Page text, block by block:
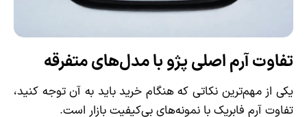
تفاوت آرم اصلی پژو با مدل‌های متفرقه
یکی از مهم‌ترین نکاتی که هنگام خرید باید به آن توجه کنید،
تفاوت آرم فابریک با نمونه‌های بی‌کیفیت بازار است.